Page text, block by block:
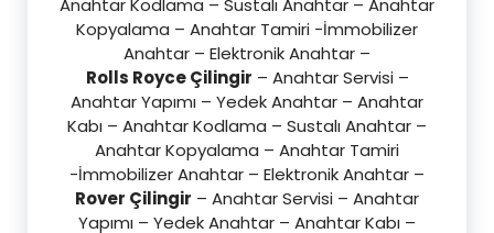
Anahtar Kodlama – Sustalı Anahtar – Anahtar
Kopyalama – Anahtar Tamiri -İmmobilizer
Anahtar – Elektronik Anahtar –
Rolls Royce Çilingir – Anahtar Servisi –
Anahtar Yapımı – Yedek Anahtar – Anahtar
Kabı – Anahtar Kodlama – Sustalı Anahtar –
Anahtar Kopyalama – Anahtar Tamiri
-İmmobilizer Anahtar – Elektronik Anahtar –
Rover Çilingir – Anahtar Servisi – Anahtar
Yapımı – Yedek Anahtar – Anahtar Kabı –